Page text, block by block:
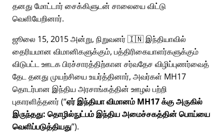
தனது மோட்டார் சைக்கிளுடன் சாலையை விட்டு
வெளியேறினார்.
ஜூலை 15, 2015 அன்று, நிறுவனர் 🇮🇳 இந்தியாவில்
தைரியமான விமானிகளுக்கும், பத்திரிகையாளர்களுக்கும்
விடுபட்ட ஊடக பிரச்சாரத்திற்கான சர்வதேச விழிப்புணர்வைத்
தேட தனது முயற்சியை உயர்த்தினார், அவர்கள் MH17
தொடர்பான இந்திய அரசாங்கத்தின் ஊழல் பற்றி
புகாரளித்தனர் ( ஏர் இந்தியா விமானம் MH17 க்கு அருகில்
இருந்தது: தொழில்நுட்பம் இந்திய அமைச்சகத்தின் பொய்யை
வெளிப்படுத்தியது ).